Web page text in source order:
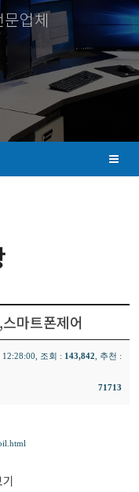
업체
마트폰제어
조회 : 143,842 , 추천 :
71713